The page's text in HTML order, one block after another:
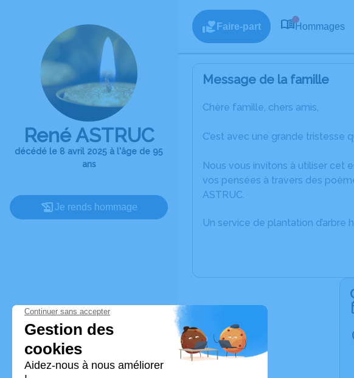
René ASTRUC
décédé le 8 avril 2025 à l'âge de 95
ans
Je rends hommage
Faire-part Hommages
Message de la famille
Chère famille, chers amis,
C’est avec une grande tristesse
Nous vous invitons à utiliser cet
vos pensées à travers des
ASTRUC.
Un service de plantation d’arbre